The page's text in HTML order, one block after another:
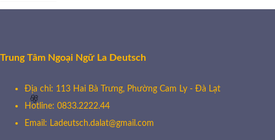
Trung Tâm Ngoại Ngữ La Deutsch
Địa chỉ: 113 Hai Bà Trưng, Phường Cam Ly - Đà Lạt
Hotline: 0833.2222.44
Email: Ladeutsch.dalat@gmail.com